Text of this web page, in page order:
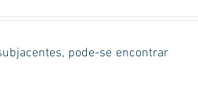
pode-se encontrar